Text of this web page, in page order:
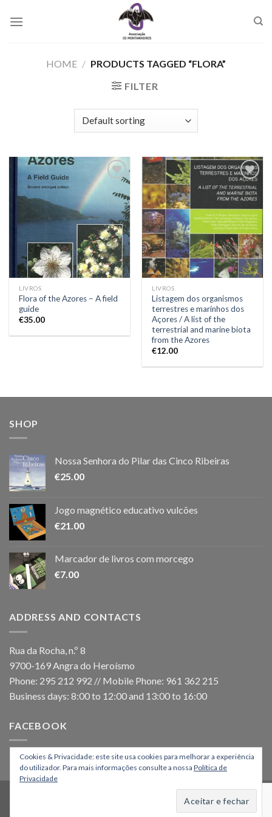
HOME / PRODUCTS TAGGED “FLORA”
FILTER
Wishlist
LIVROS
Flora of the Azores – A field
guide
€35.00
Add to
Wishlist
LIVROS
Listagem dos organismos
terrestres e marinhos dos
Açores / A list of the
terrestrial and marine biota
from the Azores
€12.00
SHOP
Nossa Senhora do Pilar das Cinco Ribeiras
€25.00
Jogo magnético educativo vulcões
€21.00
Marcador de livros com morcego
€7.00
ADDRESS AND CONTACTS
Rua da Rocha, n.º 8
9700-169 Angra do Heroísmo
Phone: 295 212 992 // Mobile Phone: 961 362 215
Business days: 8:00 to 12:00 and 13:00 to 16:00
FACEBOOK
Os Montanheiros
Cookies & Privacidade: este site usa cookies para melhorar a experiência
do utilizador. Para mais informações consulte a nossa Política de
Privacidade